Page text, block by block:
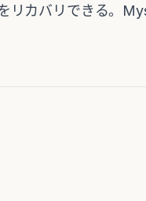
リカバリできる。